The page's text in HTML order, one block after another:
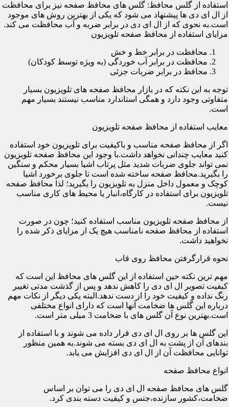
استفاده از گلس محافظ: گلس های محافظ صفحه نیز برای محافظت
از ال ای دی ها پیشنهاد می شود که یکی از بهترین روش های موجود
است.به نحوی که از ال ای دی در برابر ضربه و آب محافظت می کند.
مزایای استفاده از محافظ صفحه تلویزیون
محافظت در برابر خط و خش
محافظت در برابر آب خوردگی (به ویژه توسط کودکان)
محافظ در برابر ضربات جزئی
توجه به این نکته که در بازار محافظ صفحه های تلویزیون بسیار
متفاوتی وجود دارد و همگی استاندارد مناسب نیستند بسیار مهم
است.
معایب استفاده از محافظ صفحه تلویزیون
اگر از محافظ صفحه مناسب و باکیفیت برای تلویزیون خود استفاده
کنید معایب چندانی نخواهد داشت.با وجود این محافظ صفحه تلویزیون
نمی تواند جلوی ضربات شدید مثل پرتاب اشیا بسیار محکم و سنگین
را بگیرید.محافظ صفحه ساخته شده است تا جلوی برخورد اشیا
کوچک و معمول داخل منزل به تلویزیون را بگیرید؛ لذا محافظ صفحه
تلویزیون برای استفاده در کارگاه،انبار یا محیط های کاری مناسب
نیست.
از محافظ صفحه تلویزیون مناسب استفاده کنید؛ چون در صورت
استفاده از محافظ صفحه نامناسب هیچ یک از مزایای ذکر شده را
نخواهید داشت.
نحوه قرارگرفتن محافظ روی قاب
مهم ترین نکته حین استفاده از این گلس های محافظ این است که
کیفیت تصویر ال ای دی را کاهش ندهد و پس از گذشت مدتی تغییر
رنگ نداده و کیفیت خود را از دست ندهد.البته یکی دیگر از نکات مهم
درباره این گلس ها ضخامت آنها است که دارای انواع مختلفی
است.بهترین نوع آن گلس های با ضخامت 3 میلی متر است.
این گلس ها بر روی ال ای دی قرار داده می شوند و با استفاده از
بندهای آن از پشت به ال ای دی بسته می شوند.به همین منظور
توانایی محافظت آن از ال ای دی افزایش می یابد.
انواع محافظ صفحه
گلس های محافظ صفحه ال ای دی را می توان بر اساس
ضخامت،کشور سازنده،جنس و کیفیت دسته بندی کرد.